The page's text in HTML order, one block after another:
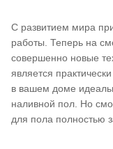
С развитием мира
работы. Теперь на
совершенно новые
является
в вашем доме
наливной пол. Но
для пола полностью